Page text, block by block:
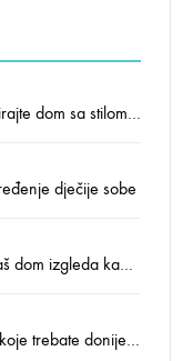
Kućni sajam u Loftu: Kreirajte dom sa stilom i udobnošću uz velike uštede!
dječije sobe
Jednostavni načini da vaš dom izgleda kao salon namještaja
5 novogodišnjih odluka koje trebate donijeti u vezi izgleda doma